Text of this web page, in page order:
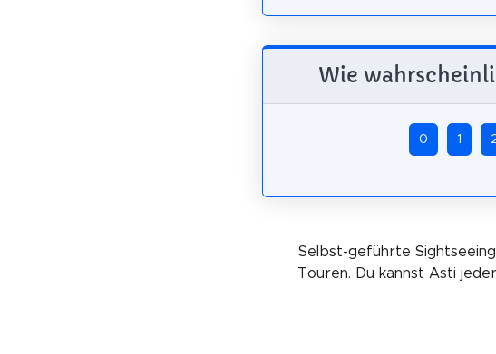
Wie
0 1
Selbst-geführte
Touren. Du kannst Asti